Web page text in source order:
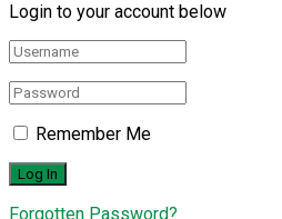
Login to your account below
Remember Me
Forgotten Password?